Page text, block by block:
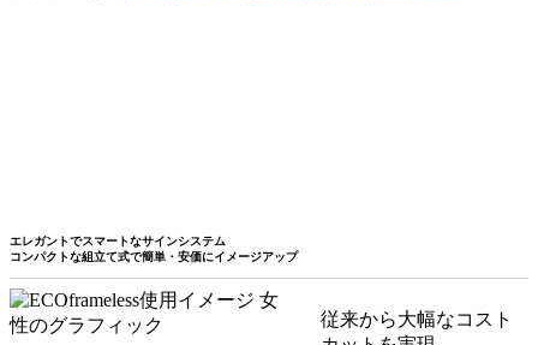
エレガントでスマートなサインシステム
コンパクトな組立て式で簡単・安価にイメージアップ
従来から大幅なコスト